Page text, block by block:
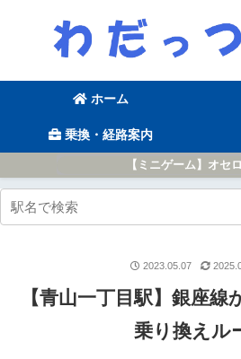
ホーム
乗換・経路案内
【ミニゲーム】オセ
【青山一丁目駅】銀座
乗り換えル
2023.05.07